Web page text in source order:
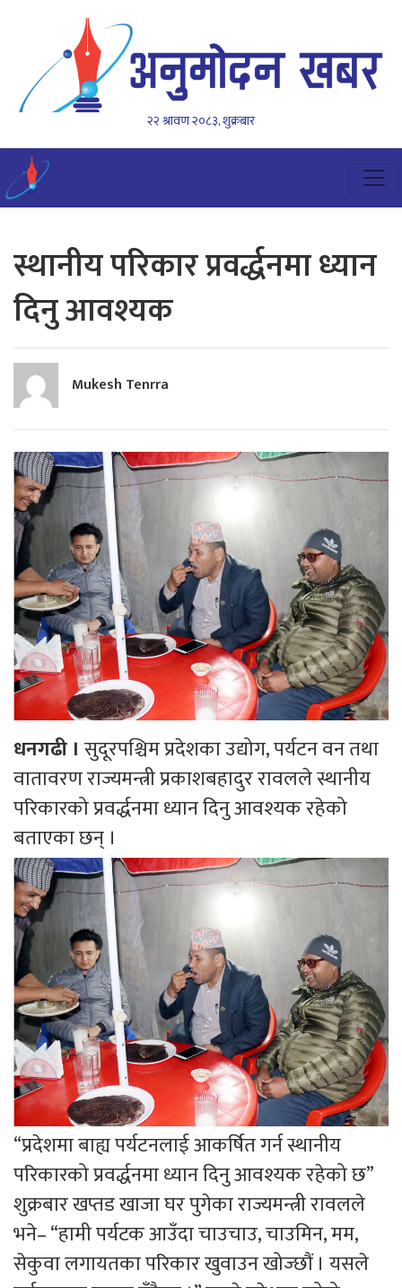
२२ श्रावण २०८३, शुक्रबार
स्थानीय परिकार प्रवर्द्धनमा ध्यान
दिनु आवश्यक
Mukesh Tenrra
धनगढी । सुदूरपश्चिम प्रदेशका उद्योग, पर्यटन वन तथा
वातावरण राज्यमन्त्री प्रकाशबहादुर रावलले स्थानीय
परिकारको प्रवर्द्धनमा ध्यान दिनु आवश्यक रहेको
बताएका छन् ।
“प्रदेशमा बाह्य पर्यटनलाई आकर्षित गर्न स्थानीय
परिकारको प्रवर्द्धनमा ध्यान दिनु आवश्यक रहेको छ”
शुक्रबार खप्तड खाजा घर पुगेका राज्यमन्त्री रावलले
भने– “हामी पर्यटक आउँदा चाउचाउ, चाउमिन, मम,
सेकुवा लगायतका परिकार खुवाउन खोज्छौं । यसले